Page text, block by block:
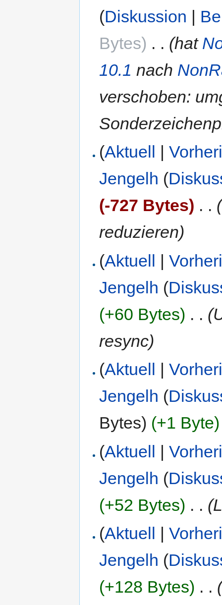
(Diskussion |
Bytes) . . (hat
10.1 nach
verschoben:
(Aktuell |
Jengelh (
(-727 Bytes) . .
reduzieren)
(Aktuell |
Jengelh (
(+60 Bytes) . .
resync)
(Aktuell |
Jengelh (
Bytes) (+1 Byte)
(Aktuell |
Jengelh (
(+52 Bytes) . .
(Aktuell |
Jengelh (
(+128 Bytes) . .